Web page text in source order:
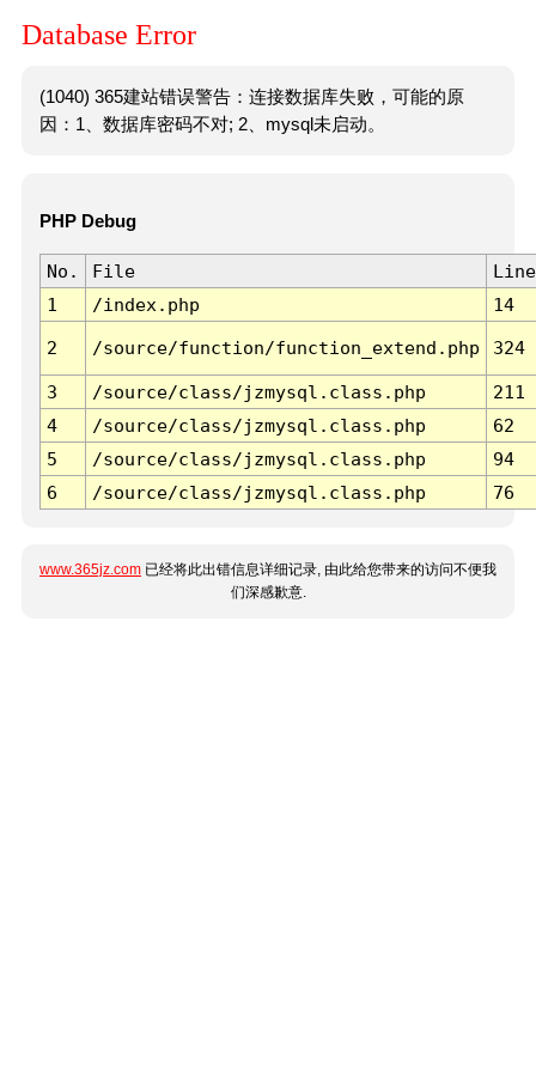
Database Error
(1040) 365建站错误警告：连接数据库失败，可能的原
因：1、数据库密码不对; 2、mysql未启动。
PHP Debug
No. File
Line
1
/index.php 14
2 /source/function/function_extend.php 324
3 /source/class/jzmysql.class.php
211
4
/source/class/jzmysql.class.php
62
5
/source/class/jzmysql.class.php
94
6
/source/class/jzmysql.class.php 76
www.365jz.com 已经将此出错信息详细记录, 由此给您带来的访问不便我
们深感歉意.